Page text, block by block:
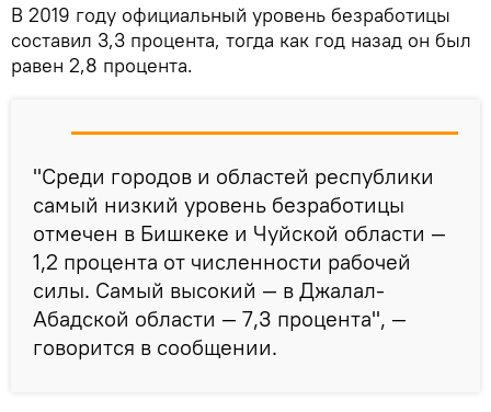
В 2019 году официальный уровень безработицы
составил 3,3 процента, тогда как год назад он был
равен 2,8 процента.
"Среди городов и областей республики
самый низкий уровень безработицы
отмечен в Бишкеке и Чуйской области —
1,2 процента от численности рабочей
силы. Самый высокий — в Джалал-
Абадской области — 7,3 процента", —
говорится в сообщении.